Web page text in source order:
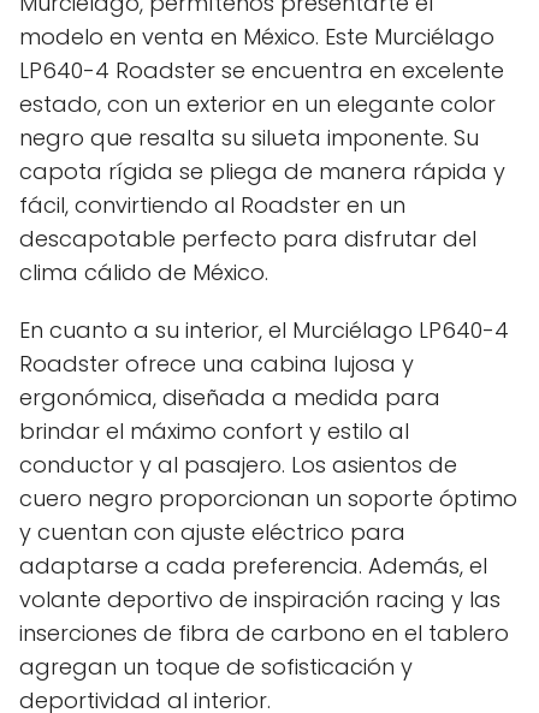
modelo en venta en México. Este Murciélago
LP640-4 Roadster se encuentra en excelente
estado, con un exterior en un elegante color
negro que resalta su silueta imponente. Su
capota rígida se pliega de manera rápida y
fácil, convirtiendo al Roadster en un
descapotable perfecto para disfrutar del
clima cálido de México.
En cuanto a su interior, el Murciélago LP640-4
Roadster ofrece una cabina lujosa y
ergonómica, diseñada a medida para
brindar el máximo confort y estilo al
conductor y al pasajero. Los asientos de
cuero negro proporcionan un soporte óptimo
y cuentan con ajuste eléctrico para
adaptarse a cada preferencia. Además, el
volante deportivo de inspiración racing y las
inserciones de fibra de carbono en el tablero
agregan un toque de sofisticación y
deportividad al interior.